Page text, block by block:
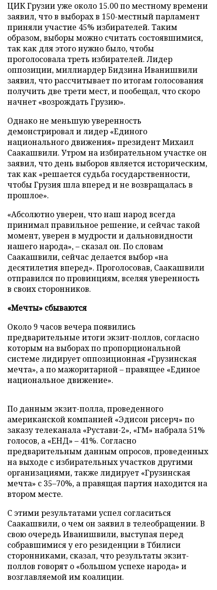
ЦИК Грузии уже около 15.00 по местному времени
заявил, что в выборах в 150-местный парламент
приняли участие 45% избирателей. Таким
образом, выборы можно считать состоявшимися,
так как для этого нужно было, чтобы
проголосовала треть избирателей. Лидер
оппозиции, миллиардер Бидзина Иванишвили
заявил, что рассчитывает по итогам голосования
получить две трети мест, и пообещал, что скоро
начнет «возрождать Грузию».
Однако не меньшую уверенность
демонстрировал и лидер «Единого
национального движения» президент Михаил
Саакашвили. Утром на избирательном участке он
заявил, что день выборов является историческим,
так как «решается судьба государственности,
чтобы Грузия шла вперед и не возвращалась в
прошлое».
«Абсолютно уверен, что наш народ всегда
принимал правильное решение, и сейчас такой
момент, уверен в мудрости и дальновидности
нашего народа», – сказал он. По словам
Саакашвили, сейчас делается выбор «на
десятилетия вперед». Проголосовав, Саакашвили
отправился по провинциям, вселяя уверенность
в своих сторонников.
«Мечты» сбываются
Около 9 часов вечера появились
предварительные итоги экзит-поллов, согласно
которым на выборах по пропорциональной
системе лидирует оппозиционная «Грузинская
мечта», а по мажоритарной – правящее «Единое
национальное движение».
По данным экзит-полла, проведенного
американской компанией «Эдисон рисерч» по
заказу телеканала «Рустави-2», «ГМ» набрала 51%
голосов, а «ЕНД» – 41%. Согласно
предварительным данным опросов, проведенных
на выходе с избирательных участков другими
организациями, также лидирует «Грузинская
мечта» с 35–70%, а правящая партия находится на
втором месте.
С этими результатами успел согласиться
Саакашвили, о чем он заявил в телеобращении. В
свою очередь Иванишвили, выступая перед
собравшимися у его резиденции в Тбилиси
сторонниками, сказал, что результаты экзит-
поллов говорят о «большом успехе народа» и
возглавляемой им коалиции.